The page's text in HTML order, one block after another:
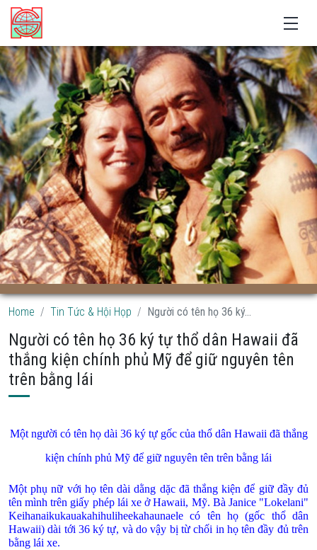
Home Tin Tức & Hội Họp Người có tên họ 36 ký...
Người có tên họ 36 ký tự thổ dân Hawaii đã
thắng kiện chính phủ Mỹ để giữ nguyên tên
trên bằng lái
Một người có tên họ dài 36 ký tự gốc của thổ dân Hawaii đã thắng
kiện chính phủ Mỹ để giữ nguyên tên trên bằng lái
Một phụ nữ với họ tên dài dằng dặc đã thắng kiện để giữ đầy đủ
tên mình trên giấy phép lái xe ởHawaii, Mỹ. Bà Janice "Lokelani"
Keihanaikukauakahihuliheekahaunaele có tên họ (gốc thổ dân
Hawaii) dài tới 36 ký tự, và do vậy bị từ chối in họ tên đầy đủ trên
bằng lái xe.